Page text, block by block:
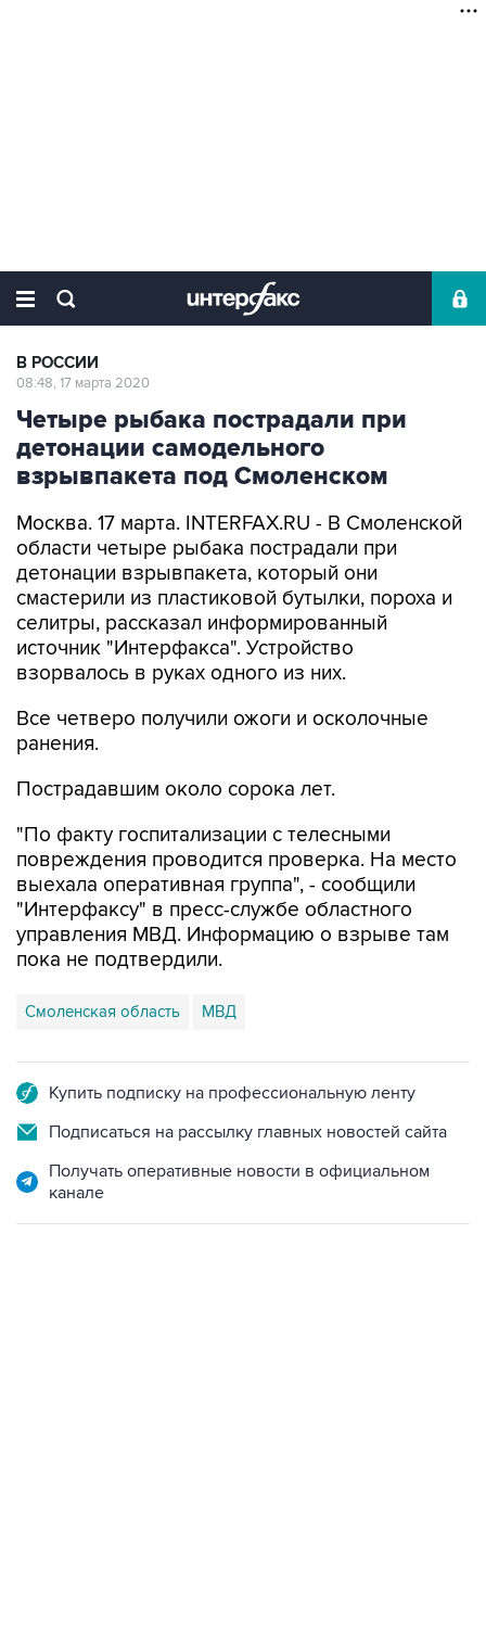
В РОССИИ
08:48, 17 марта 2020
Четыре рыбака пострадали при
детонации самодельного
взрывпакета под Смоленском
Москва. 17 марта. INTERFAX.RU - В Смоленской
области четыре рыбака пострадали при
детонации взрывпакета, который они
смастерили из пластиковой бутылки, пороха и
селитры, рассказал информированный
источник "Интерфакса". Устройство
взорвалось в руках одного из них.
Все четверо получили ожоги и осколочные
ранения.
Пострадавшим около сорока лет.
"По факту госпитализации с телесными
повреждения проводится проверка. На место
выехала оперативная группа", - сообщили
"Интерфаксу" в пресс-службе областного
управления МВД. Информацию о взрыве там
пока не подтвердили.
Смоленская область МВД
Купить подписку на профессиональную ленту
Подписаться на рассылку главных новостей сайта
Получать оперативные новости в официальном
канале